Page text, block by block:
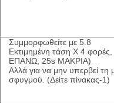
Συμμορφωθείτε με 5.8
Εκτιμημένη τάση Χ 4
ΕΠΑΝΩ, 25s ΜΑΚΡΙΑ)
Αλλά για να μην υπερβεί τη
σφυγμού. (Δείτε πίνακας-1)